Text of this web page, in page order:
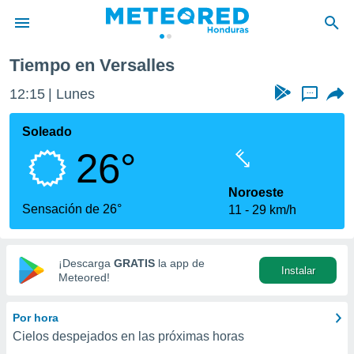
de
ha sido
calidad.
a este
las
y
digital
basada
Tiempo en Versalles
12:15 Lunes ...
Soleado
26°
Sensación de 26°
Noroeste
11
29 km/h
¡Descarga GRATIS la app de
Meteored!
Instalar
Por hora
Cielos despejados en las próximas horas